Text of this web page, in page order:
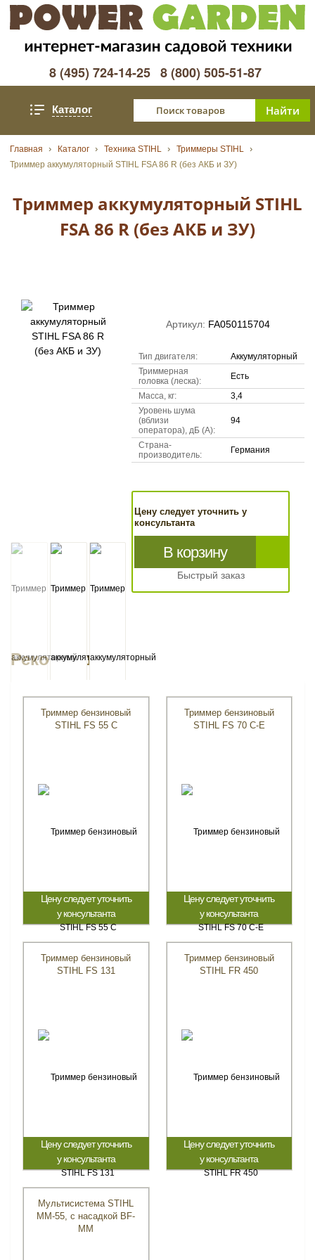
8 (495) 724-14-25 8 (800) 505-51-87
Каталог
Главная Каталог Техника STIHL
Триммеры STIHL
Триммер аккумуляторный STIHL FSA 86 R (без АКБ и ЗУ)
Триммер аккумуляторный STIHL
FSA 86 R (без АКБ и ЗУ)
Артикул: FA050115704
Тип двигателя:
Аккумуляторный
Триммерная
головка (леска):
Есть
Масса, кг:
3,4
Уровень шума
(вблизи
оператора), дБ (А):
94
Страна-
производитель:
Германия
Цену следует уточнить у
консультанта
В корзину
Быстрый заказ
Рекомендуем
Триммер бензиновый
STIHL FS 55 С
Цену следует уточнить
у консультанта
Триммер бензиновый
STIHL FS 70 C-E
Цену следует уточнить
у консультанта
Триммер бензиновый
STIHL FS 131
Цену следует уточнить
у консультанта
Триммер бензиновый
STIHL FR 450
Цену следует уточнить
у консультанта
Мультисистема STIHL
MM-55, с насадкой BF-
MM